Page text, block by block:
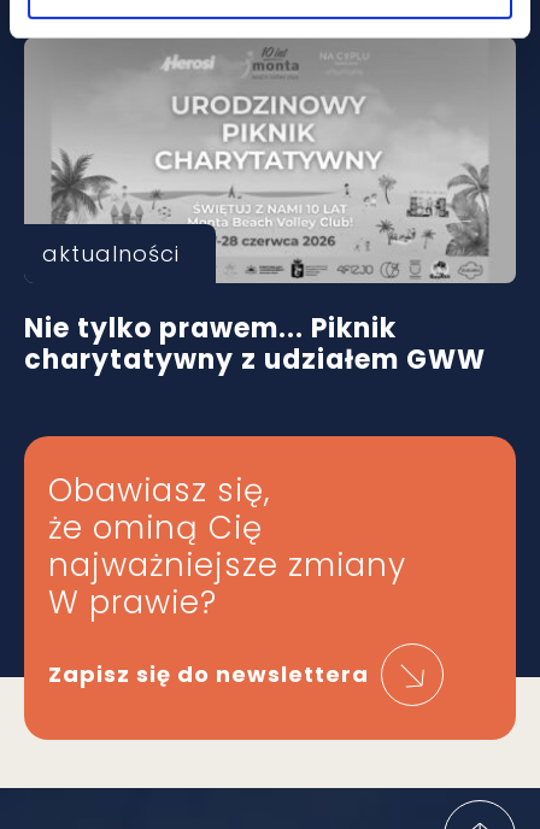
aktualności
Nie tylko prawem... Piknik
charytatywny z udziałem GWW
Obawiasz się,
że ominą Cię
najważniejsze zmiany
W prawie?
Zapisz się do newslettera